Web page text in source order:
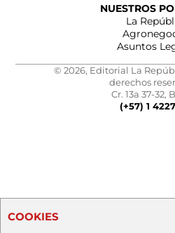
NUESTROS
La
Asuntos
© 2026, Editorial La
derechos
Cr. 13a 37-32,
(+57) 1
COOKIES